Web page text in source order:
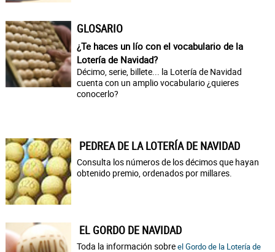
GLOSARIO
¿Te haces un lío con el vocabulario de la
Lotería de Navidad?
Décimo, serie, billete... la Lotería de Navidad
cuenta con un amplio vocabulario ¿quieres
conocerlo?
PEDREA DE LA LOTERÍA DE NAVIDAD
Consulta los números de los décimos que hayan
obtenido premio, ordenados por millares.
EL GORDO DE NAVIDAD
Toda la información sobreel Gordo de la Lotería de